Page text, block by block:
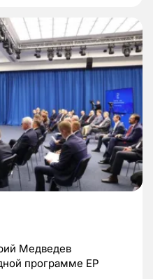
Медведев
программе ЕР